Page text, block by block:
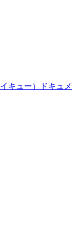
キュー）ドキュメ